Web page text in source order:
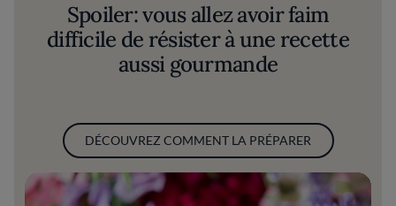
Spoiler: vous allez avoir faim
difficile de résister à une recette
aussi gourmande
DÉCOUVREZ COMMENT LA PRÉPARER